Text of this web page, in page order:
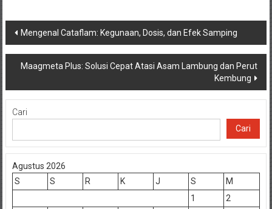
Navigasi
pos
Mengenal Cataflam: Kegunaan, Dosis, dan Efek Samping
Maagmeta Plus: Solusi Cepat Atasi Asam Lambung dan Perut
Kembung
Cari
Cari
Agustus 2026
S
S R K J S
M
1
2